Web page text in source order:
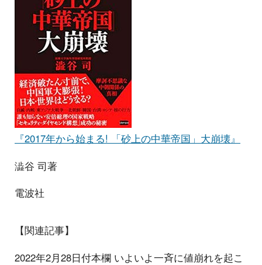
『2017年から始まる! 「砂上の中華帝国」大崩壊』
澁谷 司著
電波社
【関連記事】
2022年2月28日付本欄 いよいよ一斉に値崩れを起こ